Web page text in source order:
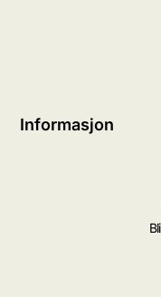
Informasjon